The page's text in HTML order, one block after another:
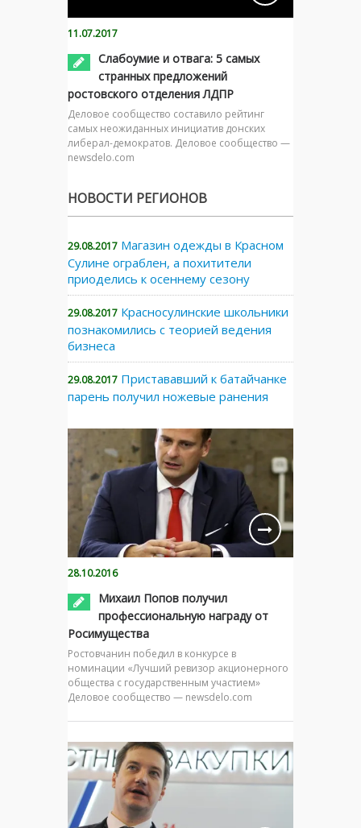
11.07.2017
Слабоумие и отвага: 5 самых
странных предложений
ростовского отделения ЛДПР
Деловое сообщество составило рейтинг
самых неожиданных инициатив донских
либерал-демократов. Деловое сообщество —
newsdelo.com
НОВОСТИ РЕГИОНОВ
29.08.2017 Магазин одежды в Красном
Сулине ограблен, а похитители
приоделись к осеннему сезону
29.08.2017 Красносулинские школьники
познакомились с теорией ведения
бизнеса
29.08.2017 Пристававший к батайчанке
парень получил ножевые ранения
28.10.2016
Михаил Попов получил
профессиональную награду от
Росимущества
Ростовчанин победил в конкурсе в
номинации «Лучший ревизор акционерного
общества с государственным участием»
Деловое сообщество — newsdelo.com